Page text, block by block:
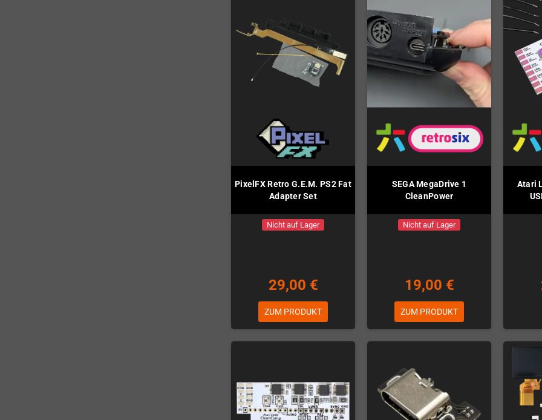
PixelFX Retro G.E.M. PS2 Fat
Adapter Set
Nicht auf Lager
29,00 €
ZUM PRODUKT
SEGA MegaDrive 1
CleanPower
Nicht auf Lager
19,00 €
ZUM PRODUKT
Atari